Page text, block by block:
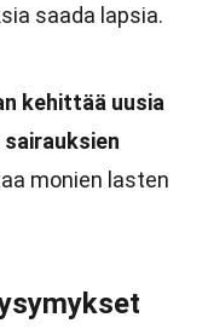
saada lapsia.
kehittää uusia
monien lasten